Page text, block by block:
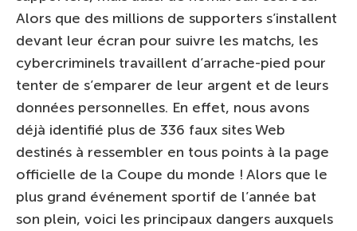
Alors que des millions de supporters s’installent
devant leur écran pour suivre les matchs, les
cybercriminels travaillent d’arrache-pied pour
tenter de s’emparer de leur argent et de leurs
données personnelles. En effet, nous avons
déjà identifié plus de 336 faux sites Web
destinés à ressembler en tous points à la page
officielle de la Coupe du monde ! Alors que le
plus grand événement sportif de l’année bat
son plein, voici les principaux dangers auxquels